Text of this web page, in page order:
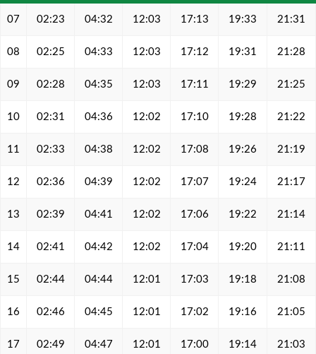
07 02:23 04:32 12:03 17:13 19:33 21:31
08 02:25 04:33 12:03 17:12 19:31 21:28
09 02:28 04:35 12:03 17:11 19:29 21:25
10 02:31 04:36 12:02 17:10 19:28 21:22
11 02:33 04:38 12:02 17:08 19:26 21:19
12 02:36 04:39 12:02 17:07 19:24 21:17
13 02:39 04:41 12:02 17:06 19:22 21:14
14 02:41 04:42 12:02 17:04 19:20 21:11
15 02:44 04:44 12:01 17:03 19:18 21:08
16 02:46 04:45 12:01 17:02 19:16 21:05
17 02:49 04:47 12:01 17:00 19:14 21:03